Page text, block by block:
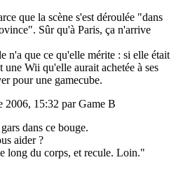
que la scène s'est déroulée "dans
Sûr qu'à Paris, ça n'arrive
n'a que ce qu'elle mérite : si elle était
une Wii qu'elle aurait achetée à ses
pour une gamecube.
2006, 15:32 par Game B
dans ce bouge.
aider ?
long du corps, et recule. Loin."